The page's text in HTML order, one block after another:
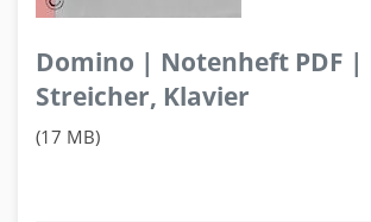
Domino | Notenheft PDF |
Streicher, Klavier
(17 MB)